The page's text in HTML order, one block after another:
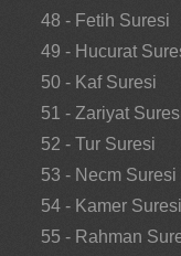
48 - Fetih Suresi
49 - Hucurat
50 - Kaf Suresi
51 - Zariyat
52 - Tur Suresi
53 - Necm Suresi
54 - Kamer Suresi
55 - Rahman